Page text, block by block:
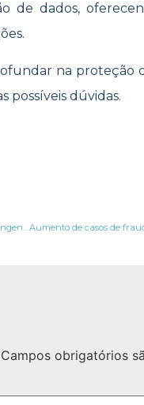
de dados,
na proteção
possíveis dúvidas.
Ameaças cibernéticas em 2024: phishing, senhas fracas e engenharia social
Campos obrigatórios